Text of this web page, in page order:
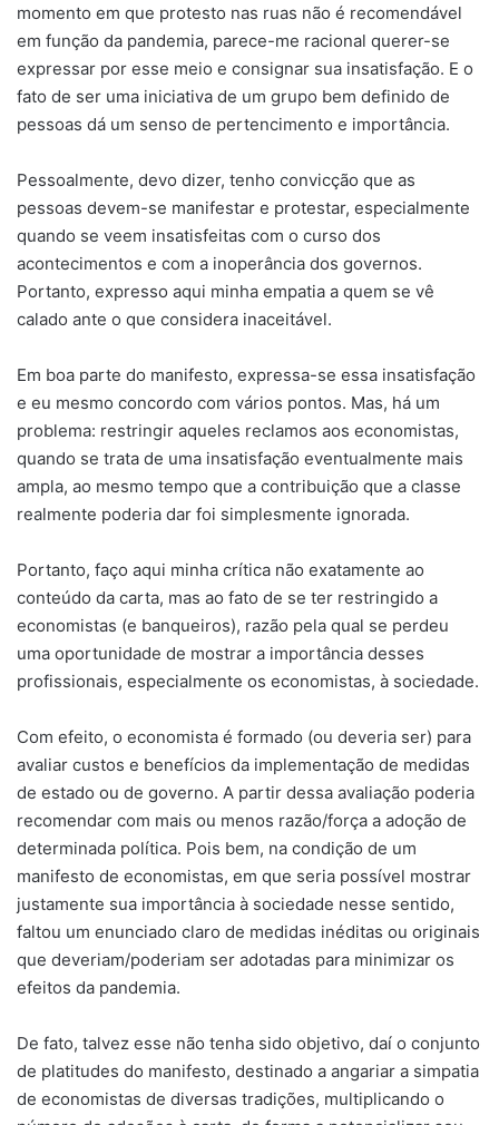
momento em que protesto nas ruas não é recomendável
em função da pandemia, parece-me racional querer-se
expressar por esse meio e consignar sua insatisfação. E o
fato de ser uma iniciativa de um grupo bem definido de
pessoas dá um senso de pertencimento e importância.
Pessoalmente, devo dizer, tenho convicção que as
pessoas devem-se manifestar e protestar, especialmente
quando se veem insatisfeitas com o curso dos
acontecimentos e com a inoperância dos governos.
Portanto, expresso aqui minha empatia a quem se vê
calado ante o que considera inaceitável.
Em boa parte do manifesto, expressa-se essa insatisfação
e eu mesmo concordo com vários pontos. Mas, há um
problema: restringir aqueles reclamos aos economistas,
quando se trata de uma insatisfação eventualmente mais
ampla, ao mesmo tempo que a contribuição que a classe
realmente poderia dar foi simplesmente ignorada.
Portanto, faço aqui minha crítica não exatamente ao
conteúdo da carta, mas ao fato de se ter restringido a
economistas (e banqueiros), razão pela qual se perdeu
uma oportunidade de mostrar a importância desses
profissionais, especialmente os economistas, à sociedade.
Com efeito, o economista é formado (ou deveria ser) para
avaliar custos e benefícios da implementação de medidas
de estado ou de governo. A partir dessa avaliação poderia
recomendar com mais ou menos razão/força a adoção de
determinada política. Pois bem, na condição de um
manifesto de economistas, em que seria possível mostrar
justamente sua importância à sociedade nesse sentido,
faltou um enunciado claro de medidas inéditas ou originais
que deveriam/poderiam ser adotadas para minimizar os
efeitos da pandemia.
De fato, talvez esse não tenha sido objetivo, daí o conjunto
de platitudes do manifesto, destinado a angariar a simpatia
de economistas de diversas tradições, multiplicando o